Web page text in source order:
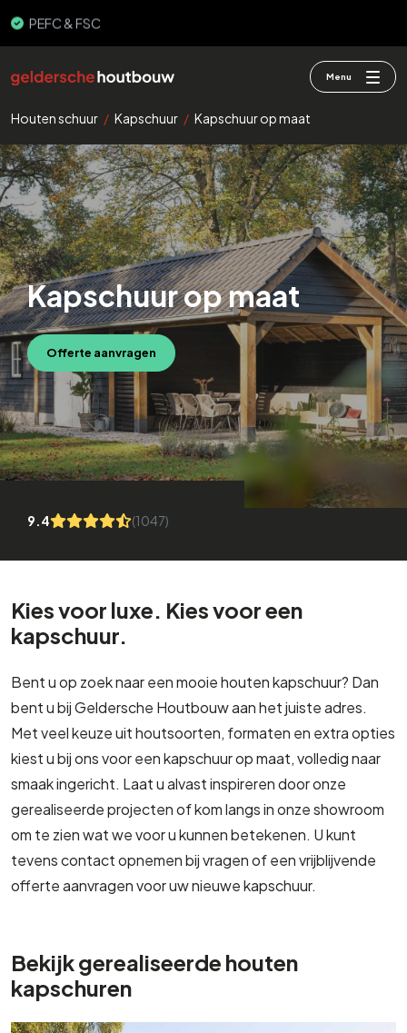
3000+ gebouwen
Menu
Houten schuur / Kapschuur / Kapschuur op maat
Kapschuur op maat
Offerte aanvragen
9.4 (1047)
Kies voor luxe. Kies voor een
kapschuur.
Bent u op zoek naar een mooie houten kapschuur? Dan
bent u bij Geldersche Houtbouw aan het juiste adres.
Met veel keuze uit houtsoorten, formaten en extra opties
kiest u bij ons voor een kapschuur op maat, volledig naar
smaak ingericht. Laat u alvast inspireren door onze
gerealiseerde projecten of kom langs in onze showroom
om te zien wat we voor u kunnen betekenen. U kunt
tevens contact opnemen bij vragen of een vrijblijvende
offerte aanvragen voor uw nieuwe kapschuur.
Bekijk gerealiseerde houten
kapschuren